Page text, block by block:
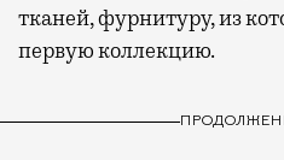
тканей, фурнитуру, из
первую коллекцию.